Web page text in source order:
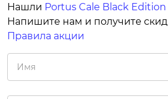
Нашли Portus Cale Black Edition
Напишите нам и получите
Правила акции
Имя